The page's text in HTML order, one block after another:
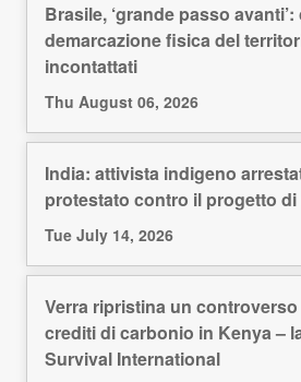
Brasile, ‘grande passo
demarcazione fisica del
incontattati
Thu August 06, 2026
India: attivista indigeno
protestato contro il progetto
Tue July 14, 2026
Verra ripristina un
crediti di carbonio in Kenya –
Survival International